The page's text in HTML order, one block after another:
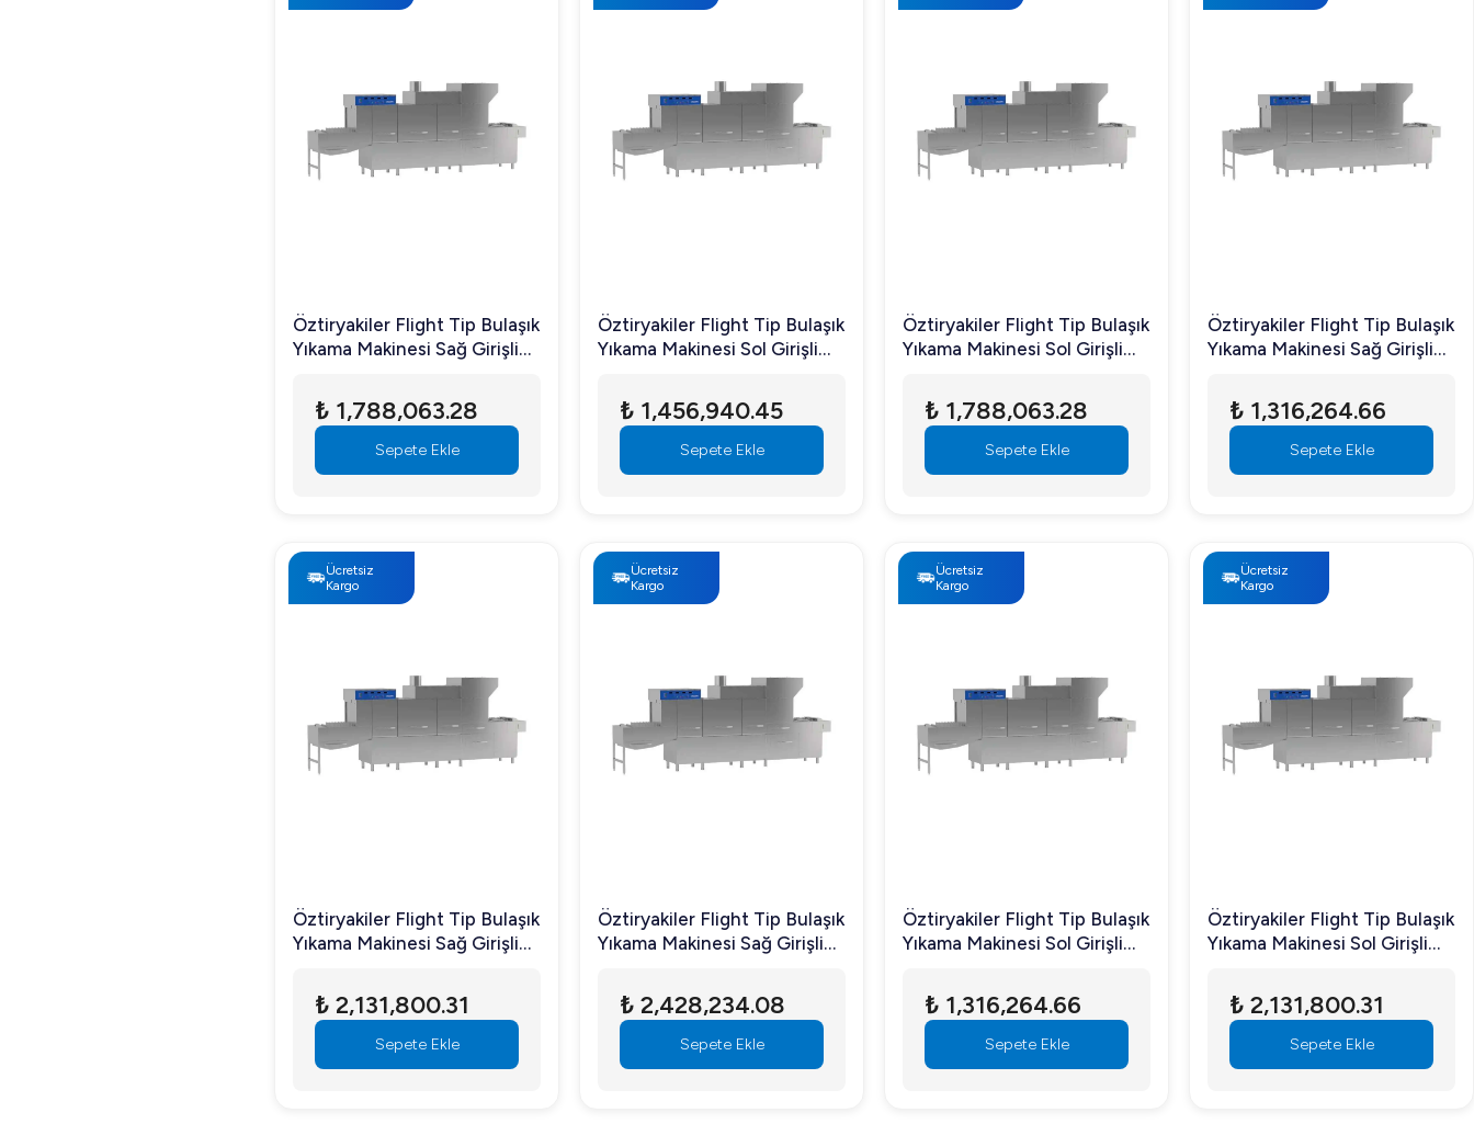
Öztiryakiler Flight Tip Bulaşık
Yıkama Makinesi Sağ Girişli
₺ 1,788,063.28
Sepete Ekle
Öztiryakiler Flight Tip Bulaşık
Yıkama Makinesi Sol Girişli
₺ 1,456,940.45
Sepete Ekle
Öztiryakiler Flight Tip Bulaşık
Yıkama Makinesi Sol Girişli
₺ 1,788,063.28
Sepete Ekle
Öztiryakiler Flight Tip Bulaşık
Yıkama Makinesi Sağ Girişli
₺ 1,316,264.66
Sepete Ekle
Ücretsiz
Kargo
Öztiryakiler Flight Tip Bulaşık
Yıkama Makinesi Sağ Girişli
₺ 2,131,800.31
Sepete Ekle
Ücretsiz
Kargo
Öztiryakiler Flight Tip Bulaşık
Yıkama Makinesi Sağ Girişli
₺ 2,428,234.08
Sepete Ekle
Ücretsiz
Kargo
Öztiryakiler Flight Tip Bulaşık
Yıkama Makinesi Sol Girişli
₺ 1,316,264.66
Sepete Ekle
Ücretsiz
Kargo
Öztiryakiler Flight Tip Bulaşık
Yıkama Makinesi Sol Girişli
₺ 2,131,800.31
Sepete Ekle